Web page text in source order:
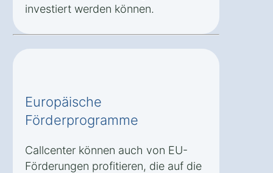
investiert werden können.
Europäische
Förderprogramme
Callcenter können auch von EU-
Förderungen profitieren, die auf die